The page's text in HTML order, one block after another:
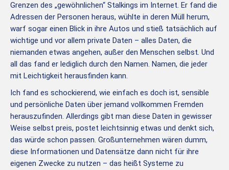
Grenzen des „gewöhnlichen“ Stalkings im Internet. Er fand die
Adressen der Personen heraus, wühlte in deren Müll herum,
warf sogar einen Blick in ihre Autos und stieß tatsächlich auf
wichtige und vor allem private Daten – alles Daten, die
niemanden etwas angehen, außer den Menschen selbst. Und
all das fand er lediglich durch den Namen. Namen, die jeder
mit Leichtigkeit herausfinden kann.
Ich fand es schockierend, wie einfach es doch ist, sensible
und persönliche Daten über jemand vollkommen Fremden
herauszufinden. Allerdings gibt man diese Daten in gewisser
Weise selbst preis, postet leichtsinnig etwas und denkt sich,
das würde schon passen. Großunternehmen wären dumm,
diese Informationen und Datensätze dann nicht für ihre
eigenen Zwecke zu nutzen – das heißt Systeme zu